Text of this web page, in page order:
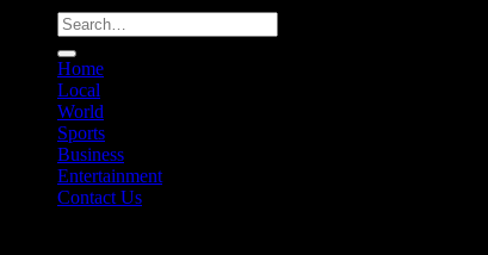
Home
Local
World
Sports
Business
Entertainment
Contact Us